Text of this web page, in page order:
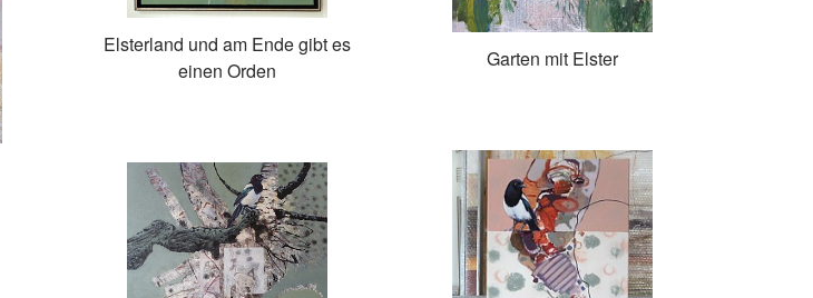
Elsterland und am Ende gibt es
einen Orden
Garten mit Elster